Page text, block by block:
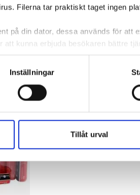
Filerna tar praktiskt taget ingen
på din dator, dessa används för att
att kunna erbjuda besökaren bättre
detta. Informationen som sparas
alltså helt anonymt.
används är session cookies.
Vi vidarebefordrar även sådana
analysföretag som vi samarbetar
eller som de har samlat in
Inställningar
Tillåt urval
2 dagar I lager 77 fp ca 1-2